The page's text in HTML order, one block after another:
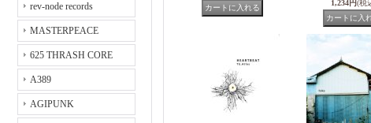
rev-node records
MASTERPEACE
625 THRASH CORE
A389
AGIPUNK
1,234円(税